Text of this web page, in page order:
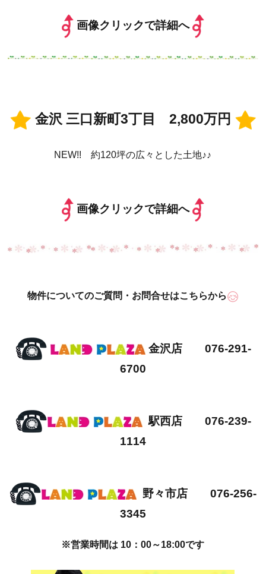
画像クリックで詳細へ
金沢 三口新町3丁目 2,800万円
NEW!! 約120坪の広々とした土地♪♪
画像クリックで詳細へ
物件についてのご質問・お問合せはこちらから
金沢店 076-291-
6700
駅西店 076-239-
1114
野々市店 076-256-
3345
※営業時間は 10：00～18:00です